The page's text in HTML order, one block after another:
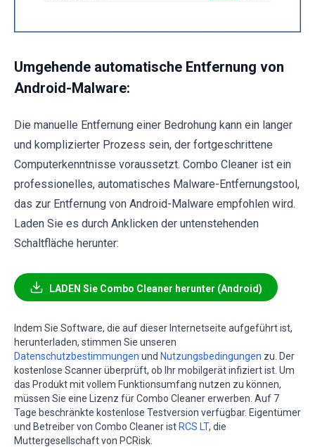
Umgehende automatische Entfernung von
Android-Malware:
Die manuelle Entfernung einer Bedrohung kann ein langer
und komplizierter Prozess sein, der fortgeschrittene
Computerkenntnisse voraussetzt. Combo Cleaner ist ein
professionelles, automatisches Malware-Entfernungstool,
das zur Entfernung von Android-Malware empfohlen wird.
Laden Sie es durch Anklicken der untenstehenden
Schaltfläche herunter:
LADEN Sie Combo Cleaner herunter (Android)
Indem Sie Software, die auf dieser Internetseite aufgeführt ist,
herunterladen, stimmen Sie unseren
Datenschutzbestimmungen und Nutzungsbedingungen zu. Der
kostenlose Scanner überprüft, ob Ihr mobilgerät infiziert ist. Um
das Produkt mit vollem Funktionsumfang nutzen zu können,
müssen Sie eine Lizenz für Combo Cleaner erwerben. Auf 7
Tage beschränkte kostenlose Testversion verfügbar. Eigentümer
und Betreiber von Combo Cleaner ist RCS LT, die
Muttergesellschaft von PCRisk.